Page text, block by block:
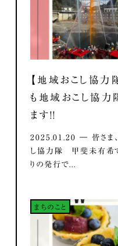
【地域おこし協
も地域おこし協力
ます！！
2025.01.20 ― 皆さま、
し協力隊 甲斐未有希
りの発行で...
まちのこと